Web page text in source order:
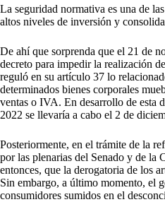
La seguridad normativa es una de
altos niveles de inversión y
De ahí que sorprenda que el 21 de
decreto para impedir la realización
reguló en su artículo 37 lo
determinados bienes corporales
ventas o IVA. En desarrollo de esta
2022 se llevaría a cabo el 2 de
Posteriormente, en el trámite de la
por las plenarias del Senado y de la
entonces, que la derogatoria de los
Sin embargo, a último momento, el
consumidores sumidos en el